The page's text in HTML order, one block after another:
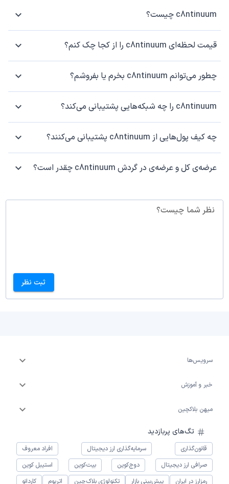
c8ntinuum چیست؟
قیمت لحظه‌ای c8ntinuum را از کجا چک کنم؟
چطور می‌توانم c8ntinuum بخرم یا بفروشم؟
c8ntinuum را چه شبکه‌هایی پشتیبانی می‌کند؟
چه کیف پول‌هایی از c8ntinuum پشتیبانی می‌کنند؟
عرضه‌ی کل و عرضه‌ی در گردش c8ntinuum چقدر است؟
نظر شما چیست؟
ثبت نظر
سرویس‌ها
خبر و آموزش
میهن بلاکچین
تگ‌های پربازدید
قانون‌گذاری سرمایه‌گذاری ارز دیجیتال
افراد معروف
صرافی ارز دیجیتال
دوج‌کوین بیت‌کوین
استیبل کوین
رمزارز در ایران
پیش‌بینی بازار تکنولوژی بلاک‌چین اتریوم کاردانو